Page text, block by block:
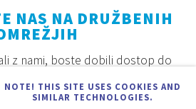
NOTE! THIS SITE USES COOKIES AND
SIMILAR TECHNOLOGIES.
NAS NA DRUŽBENIH
z nami, boste dobili dostop do
akcij in novosti.